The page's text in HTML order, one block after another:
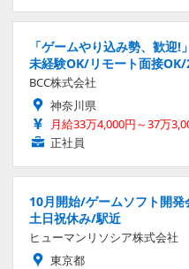
「ゲームやり込み勢、歓
未経験OK/リモート面接
BCC株式会社
神奈川県
月給33万4,000円～37万
正社員
10月開始/ゲームソフト開
土日祝休み/駅近
ヒューマンリソシア株式会社
東京都